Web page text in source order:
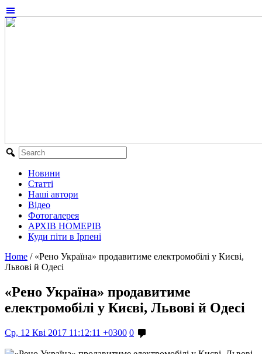
Новини
Статті
Наші автори
Відео
Фотогалерея
АРХІВ НОМЕРІВ
Куди піти в Ірпені
Home / «Рено Україна» продавитиме електромобілі у Києві,
Львові й Одесі
«Рено Україна» продавитиме
електромобілі у Києві, Львові й Одесі
Ср, 12 Кві 2017 11:12:11 +0300 0